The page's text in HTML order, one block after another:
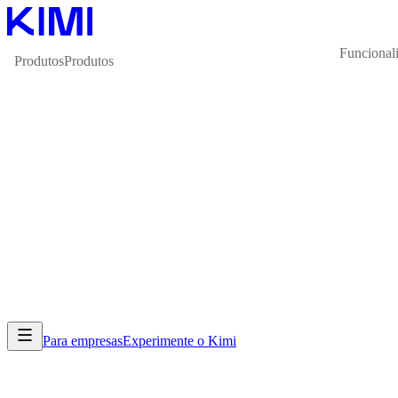
ProdutosProdutos
Para empresasExperimente o Kimi